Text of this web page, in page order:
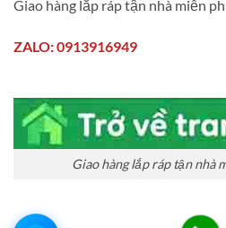
Giao hàng lắp ráp tận nhà miễn
ZALO: 0913916949
Giao hàng lắp ráp tận nhà